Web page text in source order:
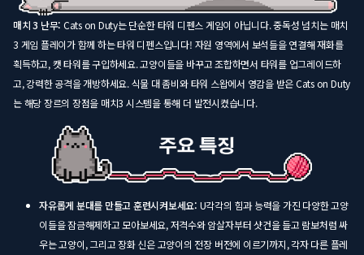
매치 3 난무: Cats on Duty는 단순한 타워 디펜스 게임이 아닙니다. 중독성 넘치는 매치
3 게임 플레이가 함께 하는 타워 디펜스입니다! 자원 영역에서 보석들을 연결해 재화를
획득하고, 캣 타워를 구입하세요. 고양이들을 바꾸고 조합하면서 타워를 업그레이드하
고, 강력한 공격을 개방하세요. 식물 대 좀비와 타워 스왑에서 영감을 받은 Cats on Duty
는 해당 장르의 장점을 매치3 시스템을 통해 더 발전시켰습니다.
자유롭게 분대를 만들고 훈련시켜보세요: U각각의 힘과 능력을 가진 다양한 고양
이들을 잠금해제하고 모아보세요, 저격수와 암살자부터 샷건을 들고 람보처럼 싸
우는 고양이, 그리고 장화 신은 고양이의 전장 버전에 이르기까지, 각자 다른 플레